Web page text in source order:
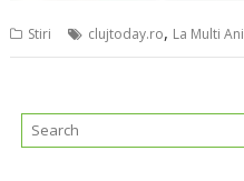
Stiri clujtoday.ro, La Multi Ani